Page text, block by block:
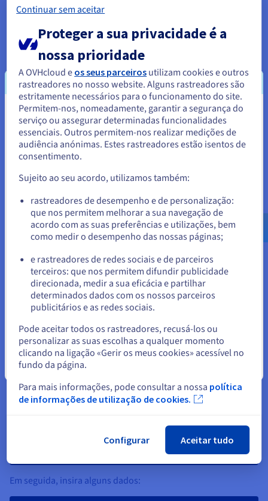
example:
{ "name": "nodejs-pg-example",
"version": "1.0.0", "description":
"Example project to access PostgreSQL
from a Node.js application", "main":
"index.js", "scripts": { "test": "echo
\"Error: no test specified\" && exit 1"
}, "author": "OVHcloud", "license":
"ISC" }
Criar elementos PostgreSQL
Partimos do princípio que a sua base de dados
PostgreSQL está instalada
Primeiro, crie uma tabela chamada example_table:
CREATE TABLE example_table (id INT
O resultado deve ser o seguinte:
foo@ubuntu:~$ psql -d example
Type "help" for help.
INT PRIMARY KEY NOT NULL, message
Em seguida, insira alguns dados:
Parece que está localizado em
Estados Unidos.
Para encomendar a partir de Estados Unidos, terá de consultar e
Aceder ao website do Estados Unidos
us.ovhcloud.com/community Inglês USD - $
ou
Ficar no website atual
Selecionar outro website
Continuar sem aceitar
Proteger a sua privacidade é a
nossa prioridade
A OVHcloud e os seus parceiros utilizam cookies e outros
rastreadores no nosso website. Alguns rastreadores são
estritamente necessários para o funcionamento do site.
Permitem-nos, nomeadamente, garantir a segurança do
serviço ou assegurar determinadas funcionalidades
essenciais. Outros permitem-nos realizar medições de
audiência anónimas. Estes rastreadores estão isentos de
consentimento.
Sujeito ao seu acordo, utilizamos também:
rastreadores de desempenho e de personalização:
que nos permitem melhorar a sua navegação de
acordo com as suas preferências e utilizações, bem
como medir o desempenho das nossas páginas;
e rastreadores de redes sociais e de parceiros
terceiros: que nos permitem difundir publicidade
direcionada, medir a sua eficácia e partilhar
determinados dados com os nossos parceiros
publicitários e as redes sociais.
Pode aceitar todos os rastreadores, recusá-los ou
personalizar as suas escolhas a qualquer momento
clicando na ligação «Gerir os meus cookies» acessível no
fundo da página.
Para mais informações, pode consultar a nossa política
de informações de utilização de cookies.
Configurar Aceitar tudo